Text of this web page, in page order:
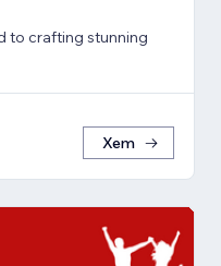
to crafting stunning
Xem